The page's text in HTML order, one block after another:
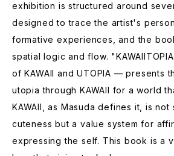
exhibition is structured around
designed to trace the artist's
formative experiences, and the
spatial logic and flow.
of KAWAII and UTOPIA — presents
utopia through KAWAII for a world
KAWAII, as Masuda defines it, is
cuteness but a value system for
expressing the self. This book is a